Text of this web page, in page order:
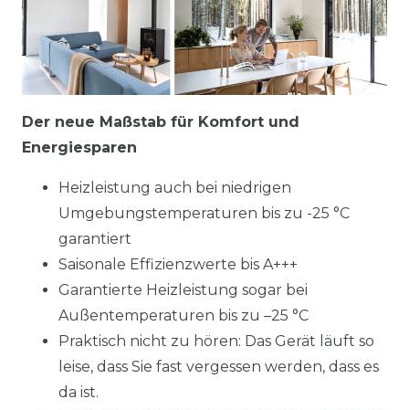
Der neue Maßstab für Komfort und
Energiesparen
Heizleistung auch bei niedrigen
Umgebungstemperaturen bis zu -25 °C
garantiert
Saisonale Effizienzwerte bis A+++
Garantierte Heizleistung sogar bei
Außentemperaturen bis zu –25 °C
Praktisch nicht zu hören: Das Gerät läuft so
leise, dass Sie fast vergessen werden, dass es
da ist.